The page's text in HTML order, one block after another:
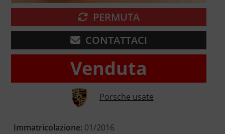
PERMUTA
CONTATTACI
Venduta
Porsche usate
Immatricolazione: 01/2016